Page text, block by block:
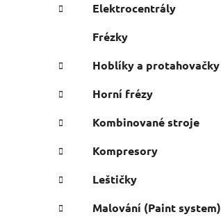
Elektrocentrály
Frézky
Hoblíky a protahovačky
Horní frézy
Kombinované stroje
Kompresory
Leštičky
Malování (Paint system)